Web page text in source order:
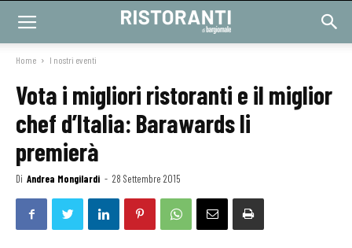
Home I nostri eventi
Vota i migliori ristoranti e il miglior
chef d’Italia: Barawards li
premierà
Di Andrea Mongilardi - 28 Settembre 2015